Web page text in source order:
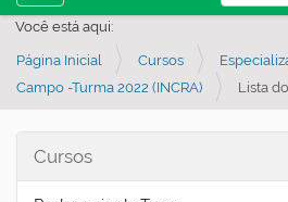
Busca
Você está aqui:
Página Inicial Cursos
Campo -Turma 2022 (INCRA)
Lista
Cursos